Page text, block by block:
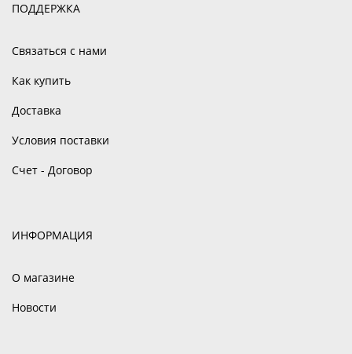
ПОДДЕРЖКА
Связаться с нами
Как купить
Доставка
Условия поставки
Счет - Договор
ИНФОРМАЦИЯ
О магазине
Новости